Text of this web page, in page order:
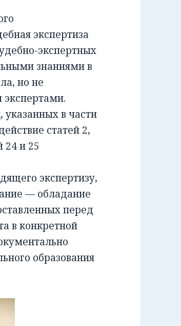
экспертиза
экспертных
знаниями в
но не
в части
статей 2,
24 и 25
экспертизу,
— обладание
перед
в конкретной
образования